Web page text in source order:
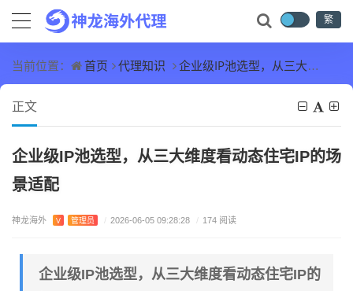
繁
当前位置： 首页 代理知识 企业级IP池选型，从三大维度看动态住宅IP的场景适配
正文
企业级IP池选型，从三大维度看动态住宅IP的场
景适配
神龙海外 V 管理员 / 2026-06-05 09:28:28 / 174 阅读
企业级IP池选型，从三大维度看动态住宅IP的